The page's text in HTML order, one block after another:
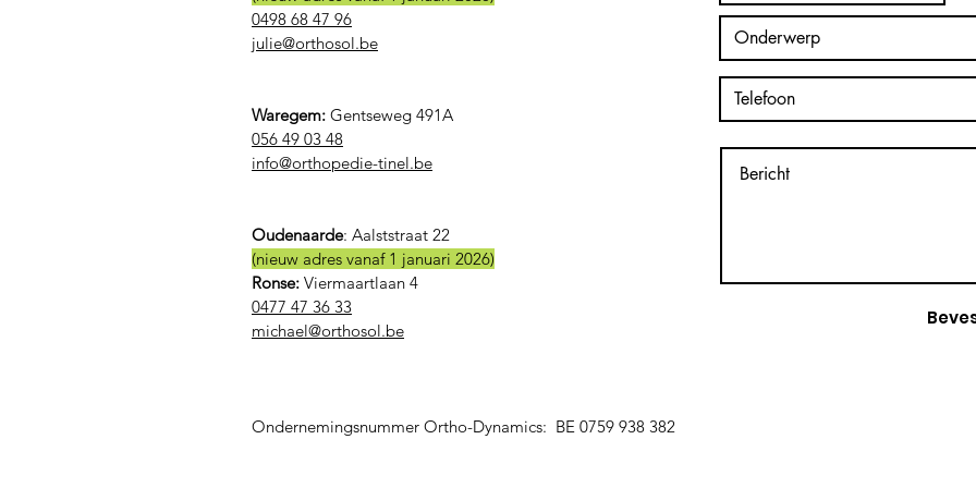
0498 68 47 96
julie@orthosol.be
Waregem: Gentseweg 491A
056 49 03 48
​info@orthopedie-tinel.be
Oudenaarde: Aalststraat 22
(nieuw adres vanaf 1 januari 2026)
Ronse: Viermaartlaan 4
0477 47 36 33
michael@orthosol.be
Ondernemingsnummer Ortho-Dynamics: BE 0759 938 382